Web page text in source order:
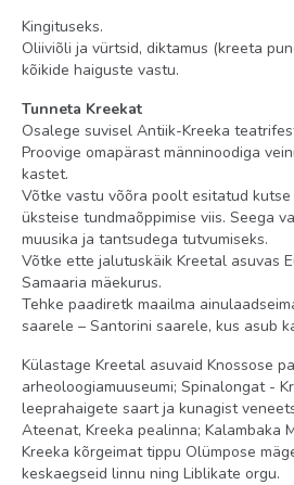
Kingituseks.
Oliiviõli ja vürtsid, diktamus (kreeta
kõikide haiguste vastu.
Tunneta Kreekat
Osalege suvisel Antiik-Kreeka
Proovige omapärast männinoodiga
kastet.
Võtke vastu võõra poolt esitatud
üksteise tundmaõppimise viis. Seega
muusika ja tantsudega tutvumiseks.
Võtke ette jalutuskäik Kreetal asuvas
Samaaria mäekurus.
Tehke paadiretk maailma
saarele – Santorini saarele, kus asub
Külastage Kreetal asuvaid Knossose
arheoloogiamuuseumi; Spinalongat -
leeprahaigete saart ja kunagist
Ateenat, Kreeka pealinna; Kalambaka
Kreeka kõrgeimat tippu Olümpose
keskaegseid linnu ning Liblikate orgu.